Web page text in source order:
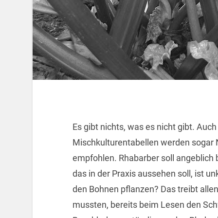
Es gibt nichts, was es nicht gibt.
Mischkulturentabellen werden
empfohlen. Rhabarber soll angeblich
das in der Praxis aussehen soll, ist
den Bohnen pflanzen? Das treibt
mussten, bereits beim Lesen den